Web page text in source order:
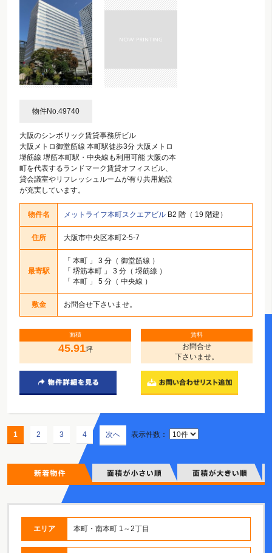
物件No.49740
大阪のシンボリック賃貸事務所ビル
大阪メトロ御堂筋線 本町駅徒歩3分 大阪メトロ
堺筋線 堺筋本町駅・中央線も利用可能 大阪の本
町を代表するランドマーク賃貸オフィスビル、
貸会議室やリフレッシュルームが有り共用施設
が充実しています。
物件名 メットライフ本町スクエアビル B2 階（ 19 階建）
住所 大阪市中央区本町2-5-7
最寄駅
「 本町 」 3 分（ 御堂筋線 ）
「 堺筋本町 」 3 分（ 堺筋線 ）
「 本町 」 5 分（ 中央線 ）
敷金 お問合せ下さいませ。
面積
45.91坪
賃料
お問合せ
下さいませ。
1 2 3 4 次へ 表示件数：
エリア 本町・南本町 1～2丁目